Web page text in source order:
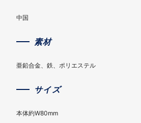
中国
素材
亜鉛合金、鉄、ポリエステル
サイズ
本体約W80mm